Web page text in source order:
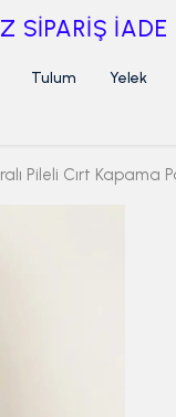
SİPARİŞ
Tulum Yelek
Pileli Cırt Kapama